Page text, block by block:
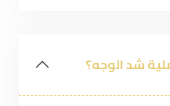
شد الوجه؟